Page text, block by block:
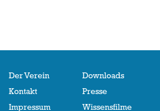
Der Verein
Kontakt
Impressum
Downloads
Presse
Wissensfilme